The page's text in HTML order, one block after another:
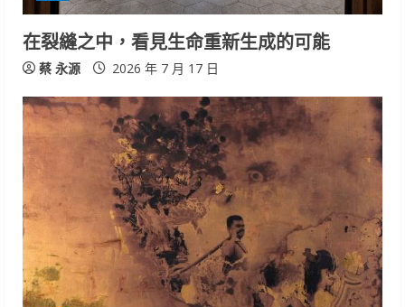
n
g
在裂縫之中，看見生命重新生成的可能
蔡 永源 2026 年 7 月 17 日